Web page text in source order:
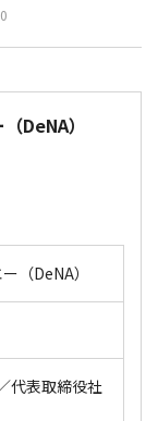
DeNA）
（DeNA）
代表取締役社